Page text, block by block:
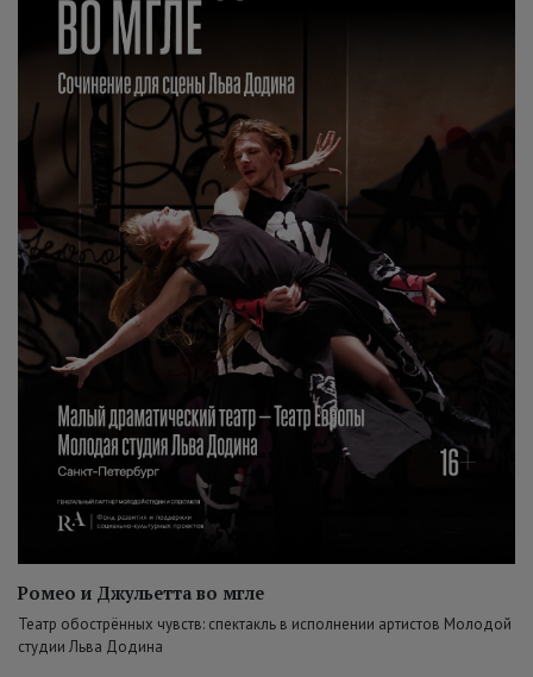
Ромео и Джульетта во мгле
Театр обострённых чувств: спектакль в исполнении артистов Молодой
студии Льва Додина